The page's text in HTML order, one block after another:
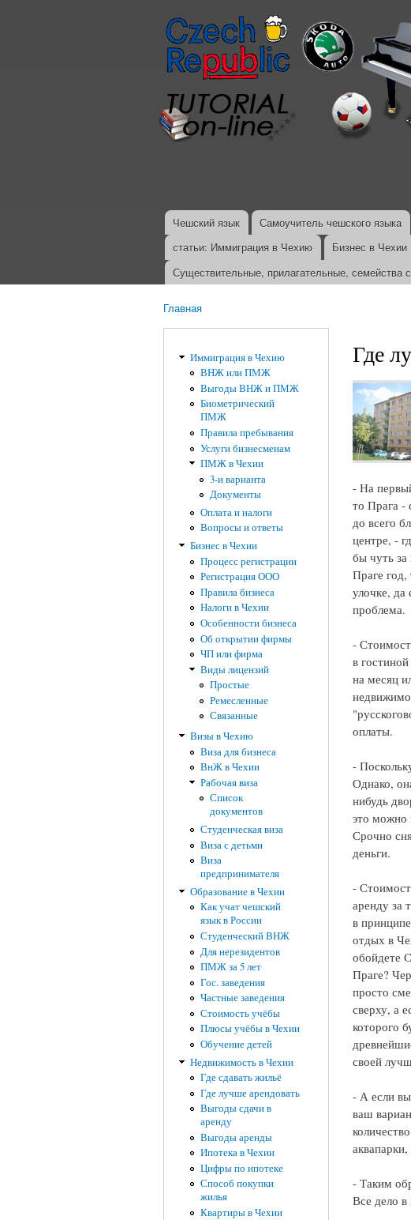
Главное меню
Чешский язык Самоучитель чешского языка
статьи: Иммиграция в Чехию
Бизнес в Чехии
Существительные, прилагательные, семейства
Главная
Иммиграция в Чехию
ВНЖ или ПМЖ
Выгоды ВНЖ и ПМЖ
Биометрический
ПМЖ
Правила пребывания
Услуги бизнесменам
ПМЖ в Чехии
3-и варианта
Документы
Оплата и налоги
Вопросы и ответы
Бизнес в Чехии
Процесс регистрации
Регистрация ООО
Правила бизнеса
Налоги в Чехии
Особенности бизнеса
Об открытии фирмы
ЧП или фирма
Виды лицензий
Простые
Ремесленные
Связанные
Визы в Чехию
Виза для бизнеса
ВнЖ в Чехии
Рабочая виза
Список
документов
Студенческая виза
Виза с детьми
Виза
предпринимателя
Образование в Чехии
Как учат чешский
язык в России
Студенческий ВНЖ
Для нерезидентов
ПМЖ за 5 лет
Гос. заведения
Частные заведения
Стоимость учёбы
Плюсы учёбы в Чехии
Обучение детей
Недвижимость в Чехии
Где сдавать жильё
Где лучше арендовать
Выгоды сдачи в
аренду
Выгоды аренды
Ипотека в Чехии
Цифры по ипотеке
Способ покупки
жилья
Квартиры в Чехии
Где
- На
то Прага -
до всего
центре, -
бы чуть
Праге
улочке,
проблема.
-
в
на месяц
оплаты.
-
Однако,
нибудь
это можно
Срочно
деньги.
-
аренду за
в
отдых в
обойдете
Праге?
просто
сверху, а
которого
своей
- А если
ваш
- Таким
Все дело в